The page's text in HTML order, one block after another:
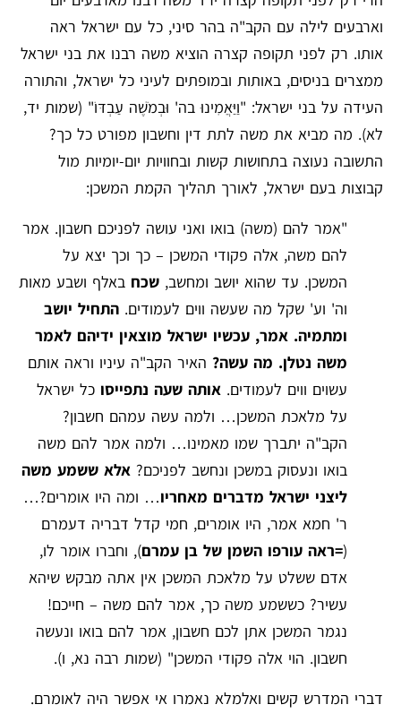
וארבעים לילה עם הקב"ה בהר סיני, כל עם ישראל ראה
אותו. רק לפני תקופה קצרה הוציא משה רבנו את בני ישראל
ממצרים בניסים, באותות ובמופתים לעיני כל ישראל, והתורה
העידה על בני ישראל: "וַיַּאֲמִינוּ בה' וּבְמֹשֶׁה עַבְדּוֹ" (שמות יד,
לא). מה מביא את משה לתת דין וחשבון מפורט כל כך?
התשובה נעוצה בתחושות קשות ובחוויות יום-יומיות מול
קבוצות בעם ישראל, לאורך תהליך הקמת המשכן:
"אמר להם (משה) בואו ואני עושה לפניכם חשבון. אמר
להם משה, אלה פקודי המשכן – כך וכך יצא על
המשכן. עד שהוא יושב ומחשב, שכח באלף ושבע מאות
וה' וע' שקל מה שעשה ווים לעמודים. התחיל יושב
ומתמיה. אמר, עכשיו ישראל מוצאין ידיהם לאמר
משה נטלן. מה עשה? האיר הקב"ה עיניו וראה אותם
עשוים ווים לעמודים. אותה שעה נתפייסו כל ישראל
על מלאכת המשכן… ולמה עשה עמהם חשבון?
הקב"ה יתברך שמו מאמינו… ולמה אמר להם משה
בואו ונעסוק במשכן ונחשב לפניכם? אלא ששמע משה
ליצני ישראל מדברים מאחריו… ומה היו אומרים?…
ר' חמא אמר, היו אומרים, חמי קדל דבריה דעמרם
(=ראה עורפו השמן של בן עמרם), וחברו אומר לו,
אדם ששלט על מלאכת המשכן אין אתה מבקש שיהא
עשיר? כששמע משה כך, אמר להם משה – חייכם!
נגמר המשכן אתן לכם חשבון, אמר להם בואו ונעשה
חשבון. הוי אלה פקודי המשכן" (שמות רבה נא, ו).
דברי המדרש קשים ואלמלא נאמרו אי אפשר היה לאומרם.